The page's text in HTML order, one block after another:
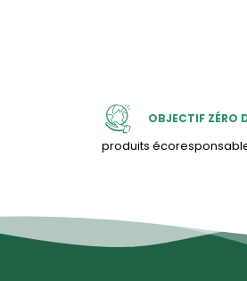
OBJECTIF ZÉRO
produits